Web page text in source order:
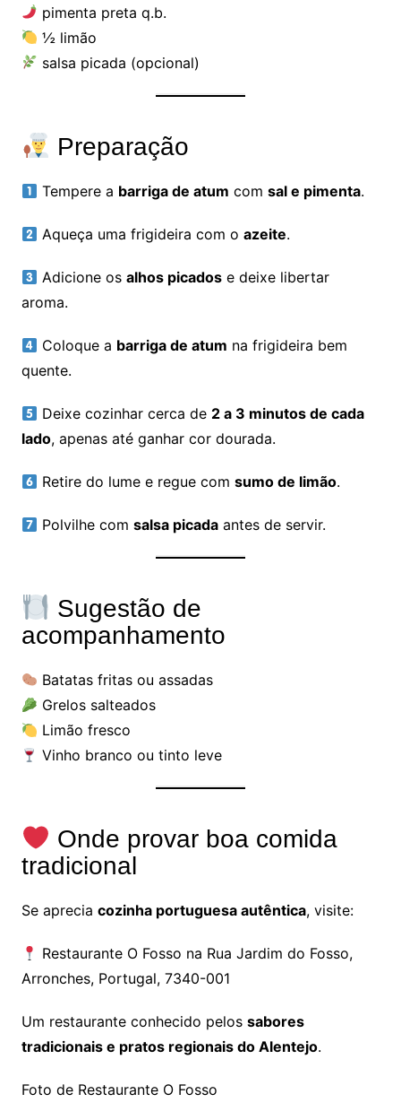
pimenta preta q.b.
½ limão
salsa picada (opcional)
Preparação
Tempere a barriga de atum comsal e pimenta.
Aqueça uma frigideira com oazeite.
Adicione osalhos picados e deixe libertar
aroma.
Coloque a barriga de atum na frigideira bem
quente.
Deixe cozinhar cerca de 2 a 3 minutos de cada
lado, apenas até ganhar cor dourada.
Retire do lume e regue comsumo de limão.
Polvilhe comsalsa picada antes de servir.
Sugestão de
acompanhamento
Batatas fritas ou assadas
Grelos salteados
Limão fresco
Vinho branco ou tinto leve
Onde provar boa comida
tradicional
Se aprecia cozinha portuguesa autêntica, visite:
Restaurante O Fosso na Rua Jardim do Fosso,
Arronches, Portugal, 7340-001
Um restaurante conhecido pelos sabores
tradicionais e pratos regionais do Alentejo.
Foto de Restaurante O Fosso